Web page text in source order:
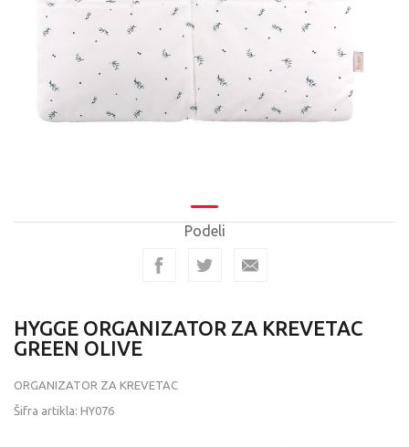
Podeli
HYGGE ORGANIZATOR ZA KREVETAC
GREEN OLIVE
ORGANIZATOR ZA KREVETAC
Šifra artikla: HY076